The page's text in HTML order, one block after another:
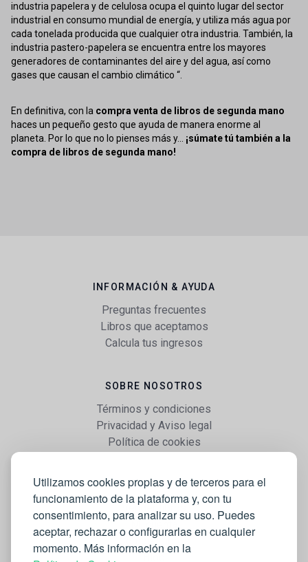
Utilizamos cookies propias y de terceros para el
funcionamiento de la plataforma y, con tu
consentimiento, para analizar su uso. Puedes
aceptar, rechazar o configurarlas en cualquier
momento. Más información en la
industria papelera y de celulosa ocupa el quinto lugar del sector
industrial en consumo mundial de energía, y utiliza más agua por
cada tonelada producida que cualquier otra industria. También, la
industria pastero-papelera se encuentra entre los mayores
generadores de contaminantes del aire y del agua, así como
gases que causan el cambio climático “.
En definitiva, con la compra venta de libros de segunda mano
haces un pequeño gesto que ayuda de manera enorme al
planeta. Por lo que no lo pienses más y... ¡súmate tú también a la
compra de libros de segunda mano!
INFORMACIÓN & AYUDA
Preguntas frecuentes
Libros que aceptamos
Calcula tus ingresos
SOBRE NOSOTROS
Términos y condiciones
Privacidad y Aviso legal
Política de cookies
WEB
Vender libros
Mi cuenta
Comprar libros